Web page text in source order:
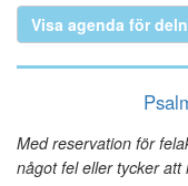
Visa agenda för
Med reservation för
något fel eller tycker